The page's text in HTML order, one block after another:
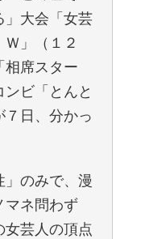
」大会「女芸
」（１２
相席スター
ビ「とんと
日、分かっ
のみで、漫
マネ問わず
女芸人の頂点